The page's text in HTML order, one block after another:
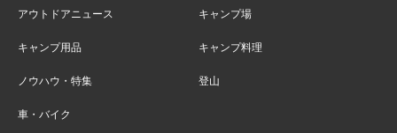
アウトドアニュース キャンプ場
キャンプ用品 キャンプ料理
ノウハウ・特集 登山
車・バイク